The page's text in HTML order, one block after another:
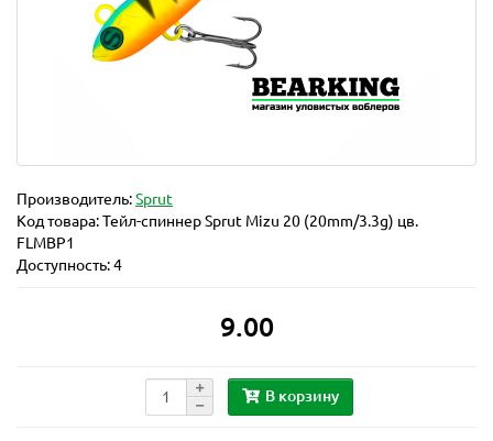
Производитель:Sprut
Код товара:Тейл-спиннер Sprut Mizu 20 (20mm/3.3g) цв.
FLMBP1
Доступность: 4
9.00
В корзину